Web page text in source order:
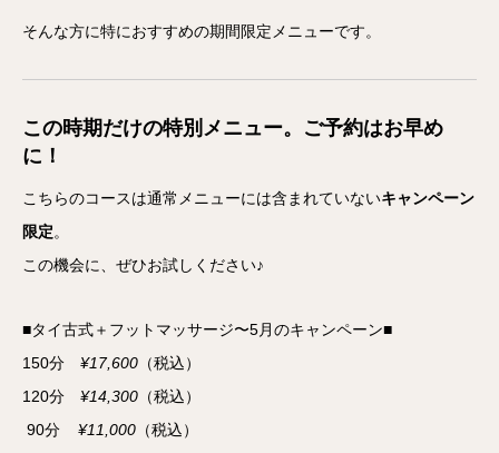
そんな方に特におすすめの期間限定メニューです。
この時期だけの特別メニュー。ご予約はお早め
に！
こちらのコースは通常メニューには含まれていないキャンペーン
限定。
この機会に、ぜひお試しください♪
■タイ古式＋フットマッサージ〜5月のキャンペーン■
150分 ¥17,600 （税込）
120分 ¥14,300 （税込）
90分 ¥11,000 （税込）